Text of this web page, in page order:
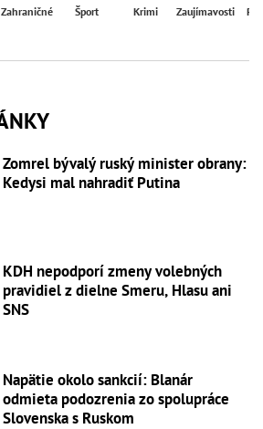
Zahraničné Šport Krimi Zaujímavosti
Zomrel bývalý ruský minister obrany:
Kedysi mal nahradiť Putina
KDH nepodporí zmeny volebných
pravidiel z dielne Smeru, Hlasu ani
SNS
Napätie okolo sankcií: Blanár
odmieta podozrenia zo spolupráce
Slovenska s Ruskom